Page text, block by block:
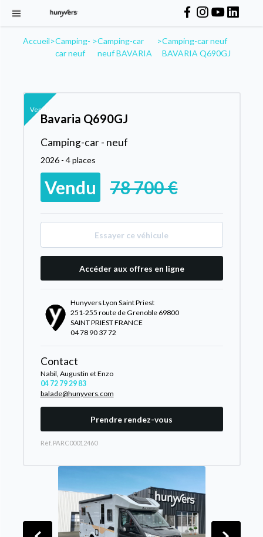
Accueil>Camping-
car neuf
>Camping-car
neuf BAVARIA
>Camping-car neuf
BAVARIA Q690GJ
Vendu
Bavaria Q690GJ
Camping-car - neuf
2026 - 4 places
Vendu 78 700 €
Essayer ce véhicule
Accéder aux offres en ligne
Hunyvers Lyon Saint Priest
251-255 route de Grenoble 69800
SAINT PRIEST FRANCE
04 78 90 37 72
Contact
Nabil, Augustin et Enzo
04 72 79 29 83
balade@hunyvers.com
Prendre rendez-vous
Rèf. PARC00012460